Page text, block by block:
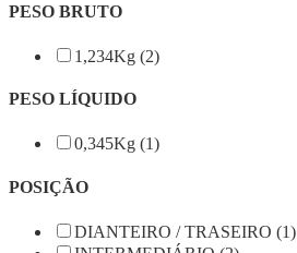
PESO BRUTO
1,234Kg (2)
PESO LÍQUIDO
0,345Kg (1)
POSIÇÃO
DIANTEIRO / TRASEIRO (1)